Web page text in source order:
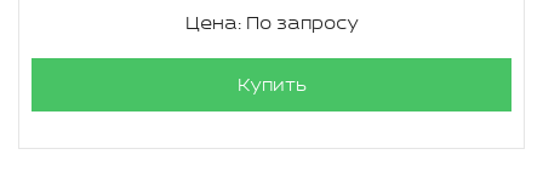
Цена: По запросу
Купить